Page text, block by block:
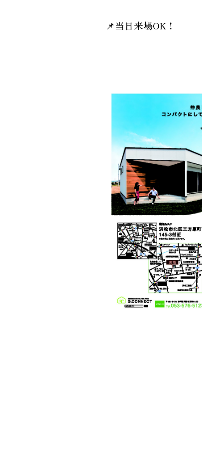
📌当日来場OK！